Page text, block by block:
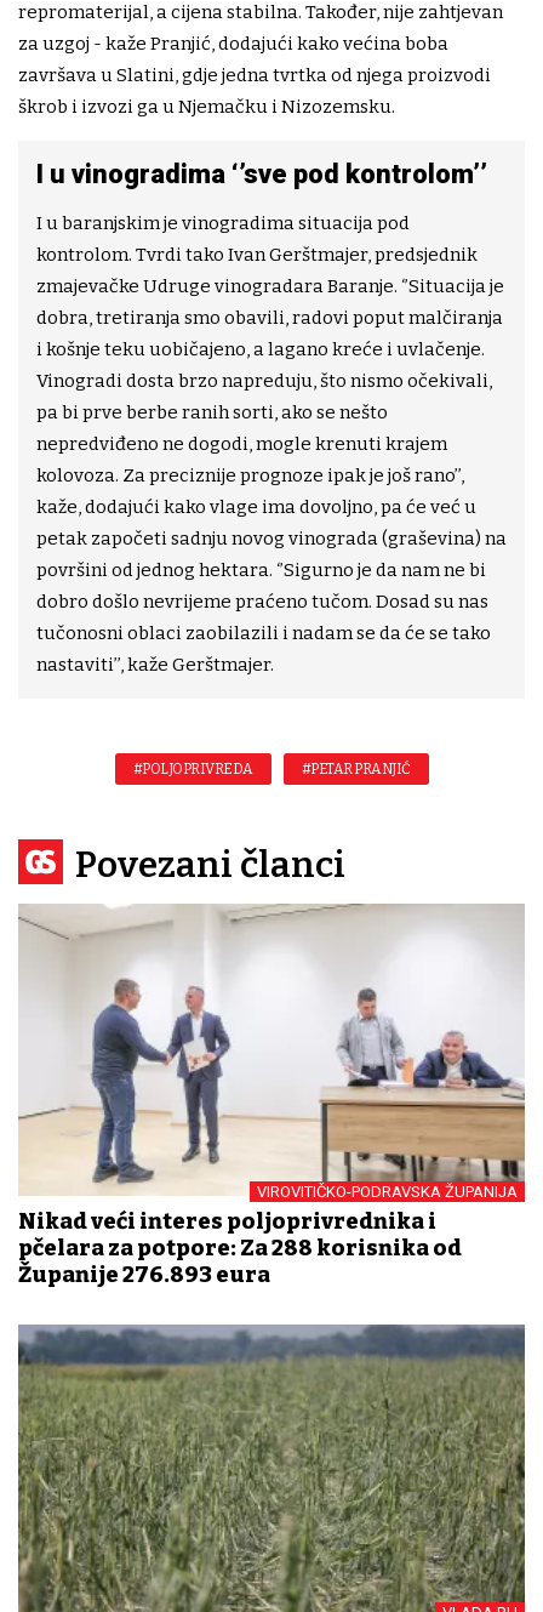
repromaterijal, a cijena stabilna. Također, nije zahtjevan
za uzgoj - kaže Pranjić, dodajući kako većina boba
završava u Slatini, gdje jedna tvrtka od njega proizvodi
škrob i izvozi ga u Njemačku i Nizozemsku.
I u vinogradima ‘’sve pod kontrolom’’
I u baranjskim je vinogradima situacija pod
kontrolom. Tvrdi tako Ivan Gerštmajer, predsjednik
zmajevačke Udruge vinogradara Baranje. ‘’Situacija je
dobra, tretiranja smo obavili, radovi poput malčiranja
i košnje teku uobičajeno, a lagano kreće i uvlačenje.
Vinogradi dosta brzo napreduju, što nismo očekivali,
pa bi prve berbe ranih sorti, ako se nešto
nepredviđeno ne dogodi, mogle krenuti krajem
kolovoza. Za preciznije prognoze ipak je još rano’’,
kaže, dodajući kako vlage ima dovoljno, pa će već u
petak započeti sadnju novog vinograda (graševina) na
površini od jednog hektara. ‘’Sigurno je da nam ne bi
dobro došlo nevrijeme praćeno tučom. Dosad su nas
tučonosni oblaci zaobilazili i nadam se da će se tako
nastaviti’’, kaže Gerštmajer.
#POLJOPRIVREDA #PETAR PRANJIĆ
Povezani članci
VIROVITIČKO-PODRAVSKA ŽUPANIJA
Nikad veći interes poljoprivrednika i
pčelara za potpore: Za 288 korisnika od
Županije 276.893 eura